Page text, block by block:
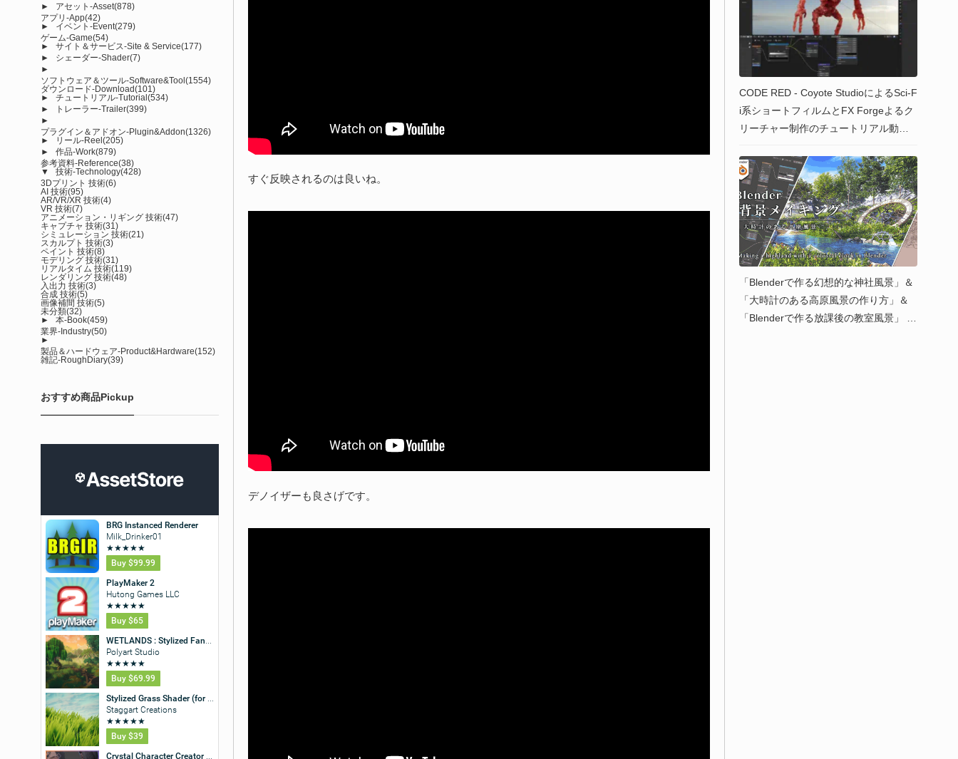
すぐ反映されるのは良いね。
デノイザーも良さげです。
► アセット-Asset(878)
アプリ-App(42)
►
イベント-Event(279)
ゲーム-Game(54)
►
サイト＆サービス-Site & Service(177)
►
シェーダー-Shader(7)
►
ソフトウェア＆ツール-Software&Tool(1554)
ダウンロード-Download(101)
►
チュートリアル-Tutorial(534)
►
トレーラー-Trailer(399)
►
プラグイン＆アドオン-Plugin&Addon(1326)
►
リール-Reel(205)
►
作品-Work(879)
参考資料-Reference(38)
▼
技術-Technology(428)
3Dプリント 技術(6)
AI 技術(95)
AR/VR/XR 技術(4)
VR 技術(7)
アニメーション・リギング 技術(47)
キャプチャ 技術(31)
シミュレーション 技術(21)
スカルプト 技術(3)
ペイント 技術(8)
モデリング 技術(31)
リアルタイム 技術(119)
レンダリング 技術(48)
入出力 技術(3)
合成 技術(5)
画像補間 技術(5)
未分類(32)
►
本-Book(459)
業界-Industry(50)
►
製品＆ハードウェア-Product&Hardware(152)
雑記-RoughDiary(39)
おすすめ商品Pickup
CODE RED - Coyote StudioによるSci-F
i系ショートフィルムとFX Forgeよるク
リーチャー制作のチュートリアル動画
「Blenderで作る幻想的な神社風景」＆
「大時計のある高原風景の作り方」＆
「Blenderで作る放課後の教室風景」 |